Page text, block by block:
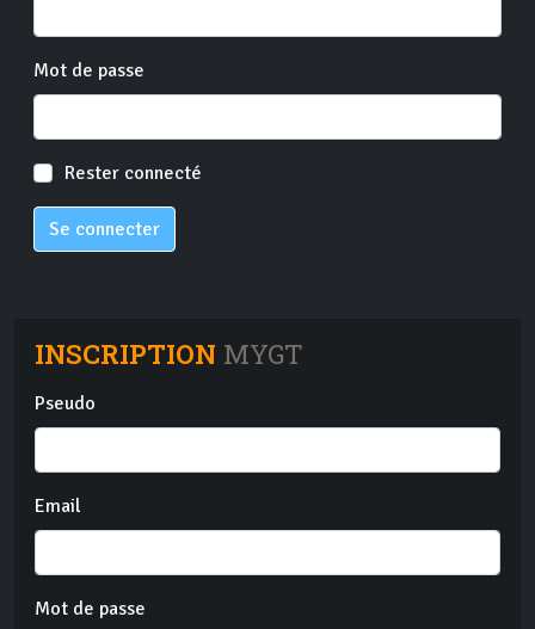
Mot de passe
Rester connecté
Se connecter
INSCRIPTION MYGT
Pseudo
Email
Mot de passe